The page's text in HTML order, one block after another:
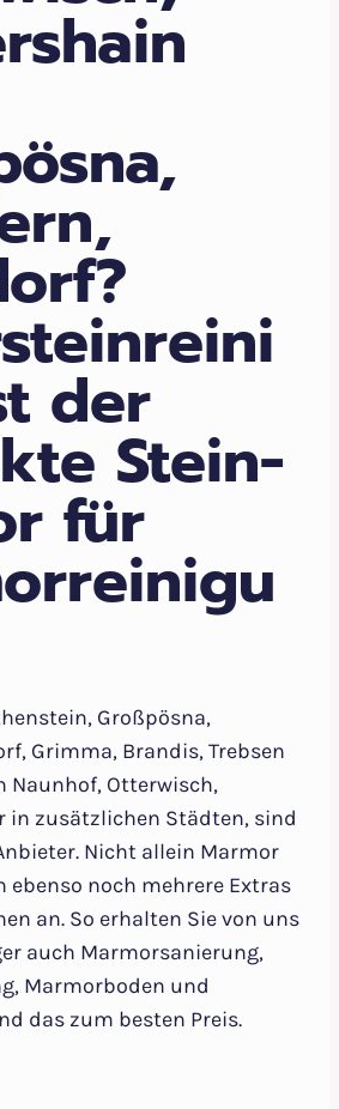
der
Stein-
für
Großpösna,
Grimma, Brandis, Trebsen
Naunhof, Otterwisch,
in zusätzlichen Städten, sind
Nicht allein Marmor
ebenso noch mehrere Extras
an. So erhalten Sie von uns
auch Marmorsanierung,
Marmorboden und
das zum besten Preis.